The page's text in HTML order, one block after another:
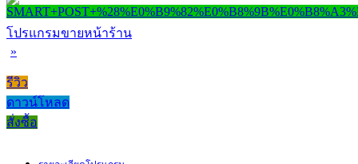
โปรแกรมขายหน้าร้าน
»
รีวิว
ดาวน์โหลด
สั่งซื้อ